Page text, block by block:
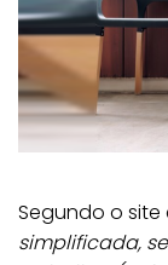
Segundo o site
simplificada,